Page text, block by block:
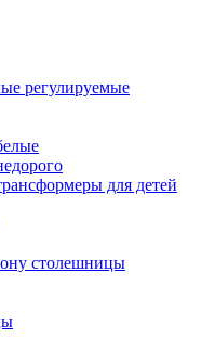
регулируемые
для детей
столешницы